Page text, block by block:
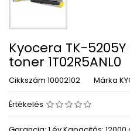
Kyocera TK-
toner 1T02R5ANL0
Cikkszám 10002102 Márka
Értékelés